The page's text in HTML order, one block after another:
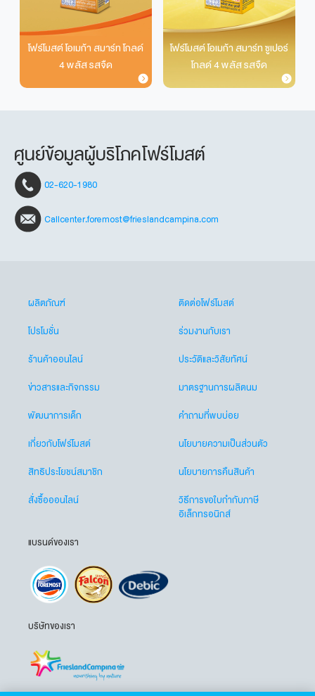
โฟร์โมสต์ โอเมก้า สมาร์ท โกลด์
4 พลัส รสจืด
โฟร์โมสต์ โอเมก้า สมาร์ท ซูเปอร์
โกลด์ 4 พลัส รสจืด
ศูนย์ข้อมูลผู้บริโภคโฟร์โมสต์
02-620-1980
Callcenter.foremost@frieslandcampina.com
ผลิตภัณฑ์
โปรโมชั่น
ร้านค้าออนไลน์
ข่าวสารและกิจกรรม
พัฒนาการเด็ก
เกี่ยวกับโฟร์โมสต์
สิทธิประโยชน์สมาชิก
สั่งซื้อออนไลน์
ติดต่อโฟร์โมสต์
ร่วมงานกับเรา
ประวัติและวิสัยทัศน์
มาตรฐานการผลิตนม
คำถามที่พบบ่อย
นโยบายความเป็นส่วนตัว
นโยบายการคืนสินค้า
วิธีการขอใบกำกับภาษี
อิเล็กทรอนิกส์
แบรนด์ของเรา
บริษัทของเรา